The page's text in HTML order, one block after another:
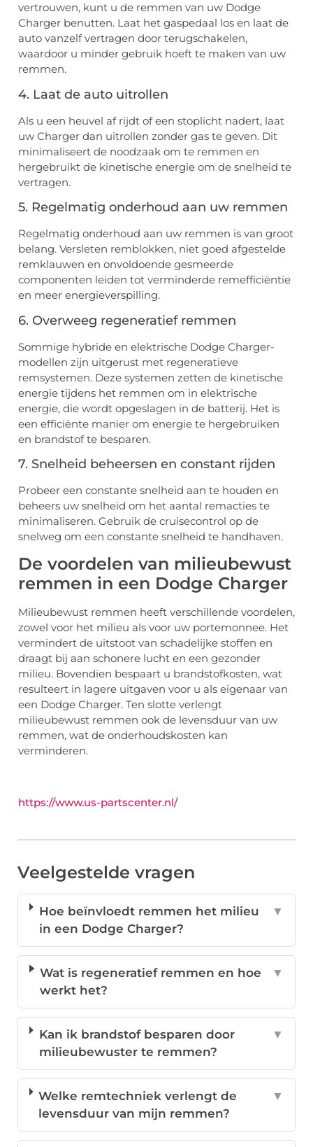
vertrouwen, kunt u de remmen van uw Dodge
Charger benutten. Laat het gaspedaal los en laat de
auto vanzelf vertragen door terugschakelen,
waardoor u minder gebruik hoeft te maken van uw
remmen.
4. Laat de auto uitrollen
Als u een heuvel af rijdt of een stoplicht nadert, laat
uw Charger dan uitrollen zonder gas te geven. Dit
minimaliseert de noodzaak om te remmen en
hergebruikt de kinetische energie om de snelheid te
vertragen.
5. Regelmatig onderhoud aan uw remmen
Regelmatig onderhoud aan uw remmen is van groot
belang. Versleten remblokken, niet goed afgestelde
remklauwen en onvoldoende gesmeerde
componenten leiden tot verminderde remefficiëntie
en meer energieverspilling.
6. Overweeg regeneratief remmen
Sommige hybride en elektrische Dodge Charger-
modellen zijn uitgerust met regeneratieve
remsystemen. Deze systemen zetten de kinetische
energie tijdens het remmen om in elektrische
energie, die wordt opgeslagen in de batterij. Het is
een efficiënte manier om energie te hergebruiken
en brandstof te besparen.
7. Snelheid beheersen en constant rijden
Probeer een constante snelheid aan te houden en
beheers uw snelheid om het aantal remacties te
minimaliseren. Gebruik de cruisecontrol op de
snelweg om een constante snelheid te handhaven.
De voordelen van milieubewust
remmen in een Dodge Charger
Milieubewust remmen heeft verschillende voordelen,
zowel voor het milieu als voor uw portemonnee. Het
vermindert de uitstoot van schadelijke stoffen en
draagt bij aan schonere lucht en een gezonder
milieu. Bovendien bespaart u brandstofkosten, wat
resulteert in lagere uitgaven voor u als eigenaar van
een Dodge Charger. Ten slotte verlengt
milieubewust remmen ook de levensduur van uw
remmen, wat de onderhoudskosten kan
verminderen.
https://www.us-partscenter.nl/
Veelgestelde vragen
Hoe beïnvloedt remmen het milieu
in een Dodge Charger?
▼
Wat is regeneratief remmen en hoe
werkt het?
▼
Kan ik brandstof besparen door
milieubewuster te remmen?
▼
Welke remtechniek verlengt de
levensduur van mijn remmen?
▼